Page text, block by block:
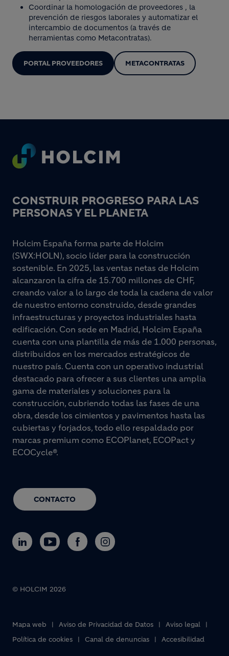
Coordinar la homologación de proveedores , la
prevención de riesgos laborales y automatizar el
intercambio de documentos (a través de
herramientas como Metacontratas).
PORTAL PROVEEDORES METACONTRATAS
Footer
CONSTRUIR PROGRESO PARA LAS
PERSONAS Y EL PLANETA
CONTACTO
Holcim España forma parte de Holcim
(SWX:HOLN), socio líder para la construcción
sostenible. En 2025, las ventas netas de Holcim
alcanzaron la cifra de 15.700 millones de CHF,
creando valor a lo largo de toda la cadena de valor
de nuestro entorno construido, desde grandes
infraestructuras y proyectos industriales hasta
edificación. Con sede en Madrid, Holcim España
cuenta con una plantilla de más de 1.000 personas,
distribuidos en los mercados estratégicos de
nuestro país. Cuenta con un operativo industrial
destacado para ofrecer a sus clientes una amplia
gama de materiales y soluciones para la
construcción, cubriendo todas las fases de una
obra, desde los cimientos y pavimentos hasta las
cubiertas y forjados, todo ello respaldado por
marcas premium como ECOPlanet, ECOPact y
ECOCycle®.
Footer bottom
© HOLCIM 2026
Mapa web Aviso de Privacidad de Datos
Aviso legal
Política de cookies
Canal de denuncias Accesibilidad